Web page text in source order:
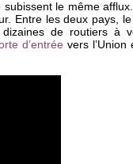
le même
Entre les deux pays,
de routiers à
d’entrée vers